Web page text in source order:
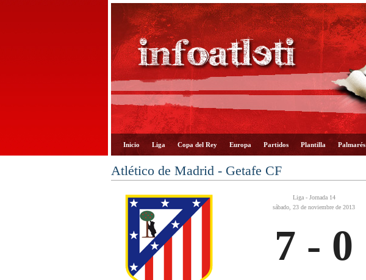
Inicio Liga Copa del Rey Europa Partidos Plantilla Palmarés
Atlético de Madrid - Getafe CF
Liga - Jornada 14
sábado, 23 de noviembre de 2013
7 - 0